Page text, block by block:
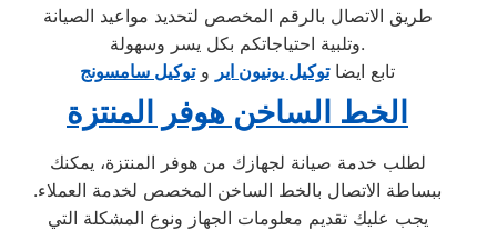
طريق الاتصال بالرقم المخصص لتحديد مواعيد الصيانة
وتلبية احتياجاتكم بكل يسر وسهولة.
تابع ايضاتوكيل يونيون اير وتوكيل سامسونج
الخط الساخن هوفر المنتزة
لطلب خدمة صيانة لجهازك من هوفر المنتزة، يمكنك
ببساطة الاتصال بالخط الساخن المخصص لخدمة العملاء.
يجب عليك تقديم معلومات الجهاز ونوع المشكلة التي